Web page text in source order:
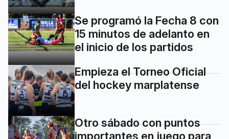
Se programó la Fecha 8 con
15 minutos de adelanto en
el inicio de los partidos
Empieza el Torneo Oficial
del hockey marplatense
Otro sábado con puntos
importantes en juego para